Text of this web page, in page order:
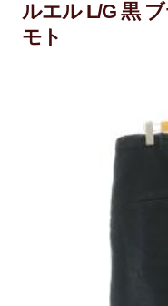
ルエル L/G 黒
モト